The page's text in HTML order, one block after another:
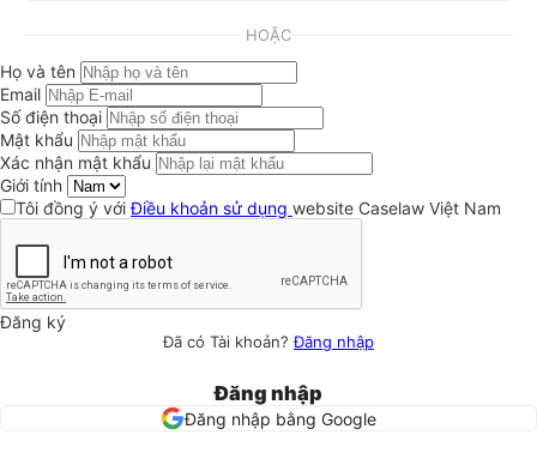
HOẶC
Họ và tên
Email
Số điện thoại
Mật khẩu
Xác nhận mật khẩu
Giới tính
Tôi đồng ý vớiĐiều khoản sử dụng website Caselaw Việt Nam
Đăng ký
Đã có Tài khoản?Đăng nhập
Đăng nhập
Đăng nhập bằng Google